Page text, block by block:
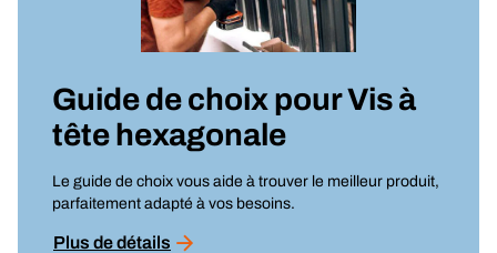
Guide de choix pourVis à
tête hexagonale
Le guide de choix vous aide à trouver le meilleur produit,
parfaitement adapté à vos besoins.
Plus de détails